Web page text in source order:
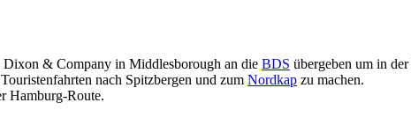
& Company in Middlesborough an die BDS übergeben um in
nach Spitzbergen und zum Nordkap zu machen.
Hamburg-Route.